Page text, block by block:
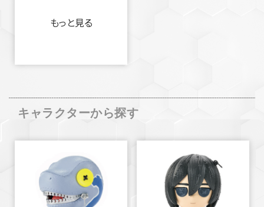
もっと見る
キャラクターから探す